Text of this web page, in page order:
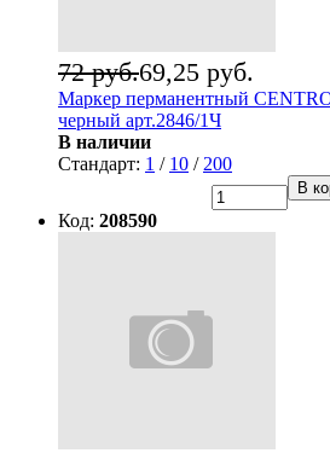
69,25 руб.
72 руб.
Маркер перманентный
черный арт.2846/1Ч
В наличии
Стандарт: 1 / 10 / 200
В
Код: 208590